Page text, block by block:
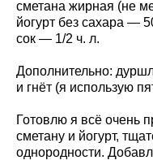
сметана жирная (не
йогурт без сахара —
сок — 1/2 ч. л.
Дополнительно:
и гнёт (я использую
Готовлю я всё очень
сметану и йогурт,
однородности.